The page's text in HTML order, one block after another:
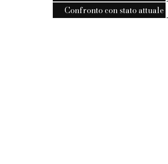
Confronto con stato attuale